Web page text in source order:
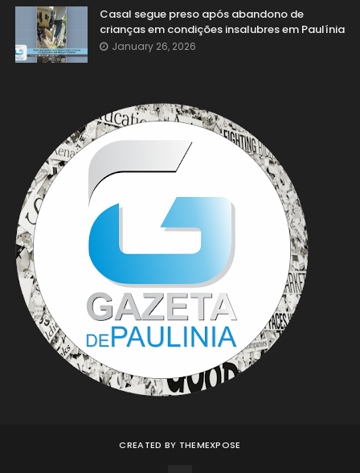
Casal segue preso após abandono de
crianças em condições insalubres em Paulínia
January 26, 2026
CREATED BY THEMEXPOSE